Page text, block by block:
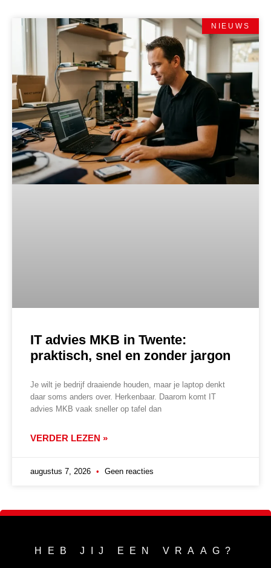
NIEUWS
IT advies MKB in Twente:
praktisch, snel en zonder jargon
Je wilt je bedrijf draaiende houden, maar je laptop denkt
daar soms anders over. Herkenbaar. Daarom komt IT
advies MKB vaak sneller op tafel dan
VERDER LEZEN »
augustus 7, 2026 Geen reacties
HEB JIJ EEN VRAAG?